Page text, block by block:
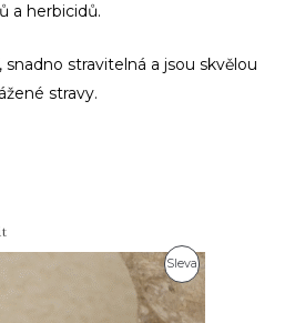
a herbicidů.
snadno stravitelná a jsou skvělou
stravy.
SlevaProdukt
Za